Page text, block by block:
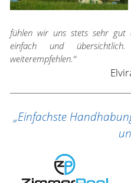
fühlen wir uns stets sehr gut
einfach und
weiterempfehlen.“
„Einfachste